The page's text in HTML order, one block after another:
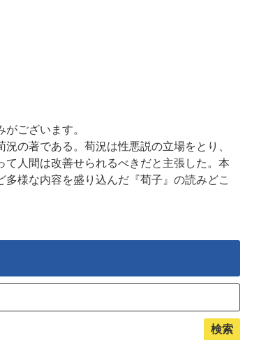
ございます。
の著である。荀況は性悪説の立場をとり、
人間は改善せられるべきだと主張した。本
様な内容を盛り込んだ『荀子』の読みどこ